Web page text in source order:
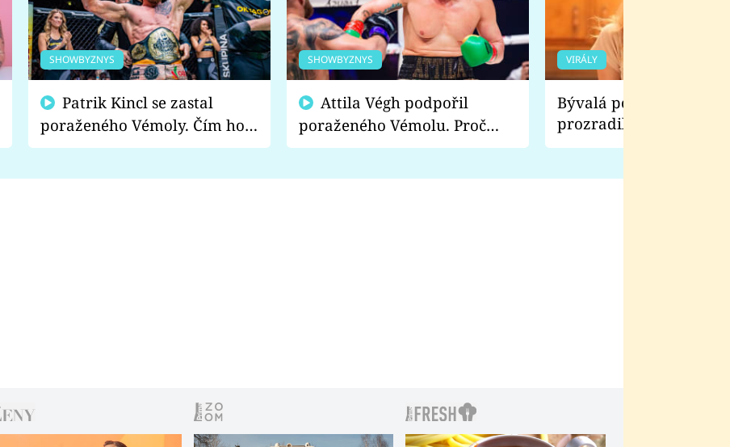
SHOWBYZNYS
poraženého Vémoly. Čím ho
fanoušci naštvali?
SHOWBYZNYS
poraženého Vémolu. Proč
chce raději zápasit s ním než
VIRÁLY
Bývalá pornoherečka
prozradila, co ji
natáčení Euforie.